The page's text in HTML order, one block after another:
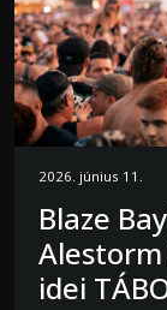
2026. június 11.
Blaze
idei